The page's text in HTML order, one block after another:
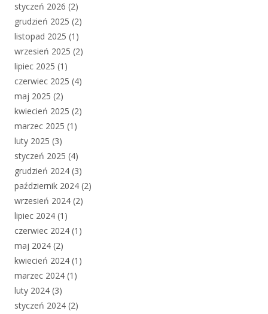
styczeń 2026 (2)
grudzień 2025 (2)
listopad 2025 (1)
wrzesień 2025 (2)
lipiec 2025 (1)
czerwiec 2025 (4)
maj 2025 (2)
kwiecień 2025 (2)
marzec 2025 (1)
luty 2025 (3)
styczeń 2025 (4)
grudzień 2024 (3)
październik 2024 (2)
wrzesień 2024 (2)
lipiec 2024 (1)
czerwiec 2024 (1)
maj 2024 (2)
kwiecień 2024 (1)
marzec 2024 (1)
luty 2024 (3)
styczeń 2024 (2)